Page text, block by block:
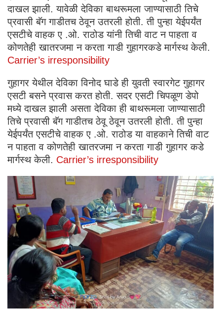
दाखल झाली. यावेळी देविका बाथरूमला जाण्यासाठी तिचे
प्रवासी बॅग गाडीतच ठेवून उतरली होती. ती पुन्हा येईपर्यंत
एसटीचे वाहक ए .ओ. राठोड यांनी तिची वाट न पाहता व
कोणतेही खातरजमा न करता गाडी गुहागरकडे मार्गस्थ केली.
Carrier’s irresponsibility
गुहागर येथील देविका विनोद घाडे ही युवती स्वारगेट गुहागर
एसटी बसने प्रवास करत होती. सदर एसटी चिपळूण डेपो
मध्ये दाखल झाली असता देविका ही बाथरूमला जाण्यासाठी
तिचे प्रवासी बॅग गाडीतच ठेवू ठेवून उतरली होती. ती पुन्हा
येईपर्यंत एसटीचे वाहक ए .ओ. राठोड या वाहकाने तिची वाट
न पाहता व कोणतेही खातरजमा न करता गाडी गुहागर कडे
मार्गस्थ केली. Carrier’s irresponsibility